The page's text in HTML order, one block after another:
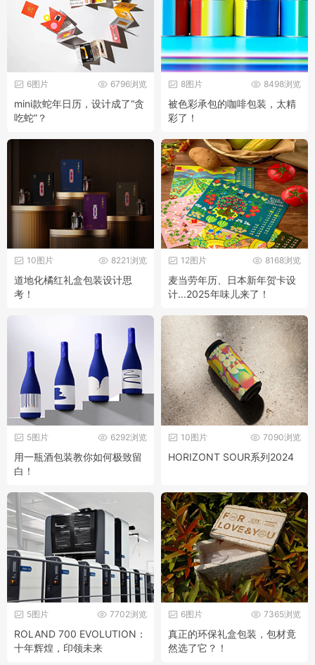
6796浏览
6图片
mini款蛇年日历，设计成了“贪
吃蛇”？
8498浏览
8图片
被色彩承包的咖啡包装，太精
彩了！
8221浏览
10图片
道地化橘红礼盒包装设计思
考！
8168浏览
12图片
麦当劳年历、日本新年贺卡设
计...2025年味儿来了！
6292浏览
5图片
用一瓶酒包装教你如何极致留
白！
7090浏览
10图片
HORIZONT SOUR系列2024
7702浏览
5图片
ROLAND 700 EVOLUTION：
十年辉煌，印领未来
7365浏览
6图片
真正的环保礼盒包装，包材竟
然选了它？！